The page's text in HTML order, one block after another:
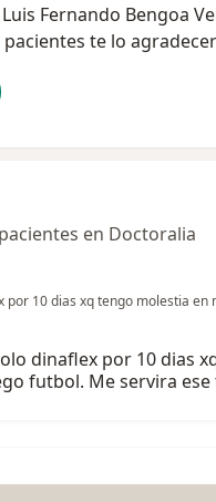
Luis Fernando Bengoa
te lo
en Doctoralia
por 10 dias xq tengo molestia
dinaflex por 10 dias
futbol. Me servira